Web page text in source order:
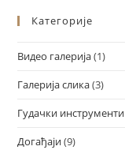
Категорије
Видео галерија(1)
Галерија слика(3)
Гудачки инструменти
Догађаји(9)